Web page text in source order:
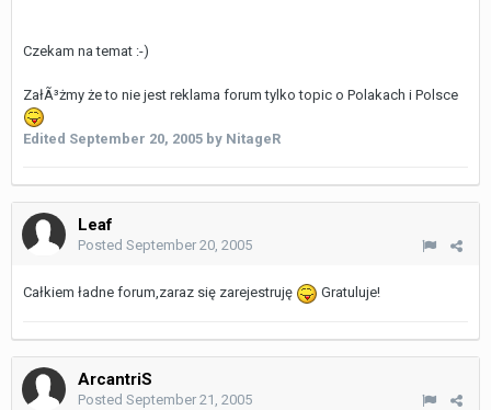
Czekam na temat :-)
ZałÃ³żmy że to nie jest reklama forum tylko topic o Polakach i Polsce
Edited September 20, 2005 by NitageR
Leaf
Posted September 20, 2005
Całkiem ładne forum,zaraz się zarejestruję Gratuluje!
ArcantriS
Posted September 21, 2005